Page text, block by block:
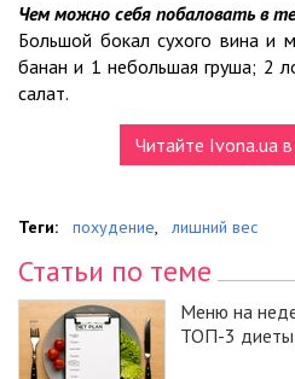
Чем можно себя побаловать в
Большой бокал сухого вина и
банан и 1 небольшая груша; 2
салат.
Читайте Ivona.ua
Теги: похудение, лишний вес
Статьи по теме
Меню на
ТОП-3 диеты